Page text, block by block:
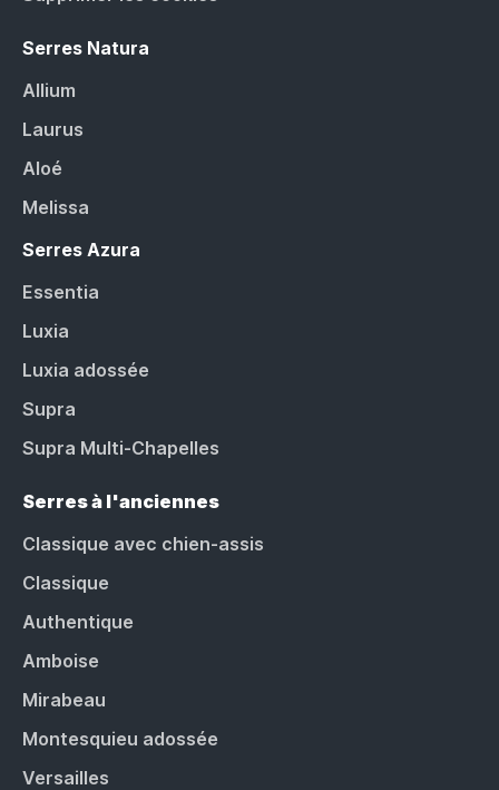
Serres Natura
Allium
Laurus
Aloé
Melissa
Serres Azura
Essentia
Luxia
Luxia adossée
Supra
Supra Multi-Chapelles
Serres à l'anciennes
Classique avec chien-assis
Classique
Authentique
Amboise
Mirabeau
Montesquieu adossée
Versailles